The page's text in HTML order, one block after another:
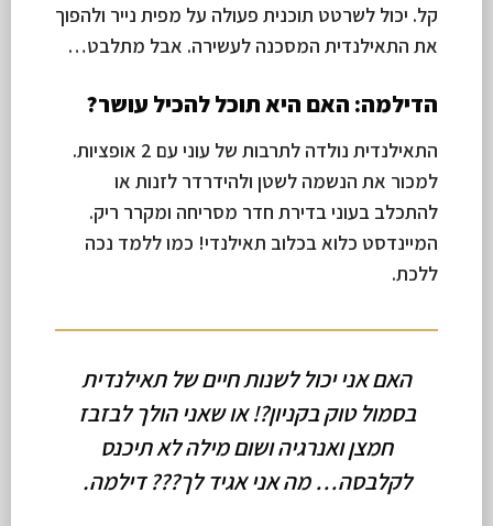
קל. יכול לשרטט תוכנית פעולה על מפית נייר ולהפוך
את התאילנדית המסכנה לעשירה. אבל מתלבט…
הדילמה: האם היא תוכל להכיל עושר?
התאילנדית נולדה לתרבות של עוני עם 2 אופציות.
למכור את הנשמה לשטן ולהידרדר לזנות או
להתכלב בעוני בדירת חדר מסריחה ומקרר ריק.
המיינדסט כלוא בכלוב תאילנדי! כמו ללמד נכה
ללכת.
האם אני יכול לשנות חיים של תאילנדית
בסמול טוק בקניון?! או שאני הולך לבזבז
חמצן ואנרגיה ושום מילה לא תיכנס
לקלבסה… מה אני אגיד לך??? דילמה.